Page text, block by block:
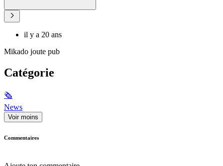
il y a 20 ans
Mikado joute pub
Catégorie
🗞
News
Voir moins
Commentaires